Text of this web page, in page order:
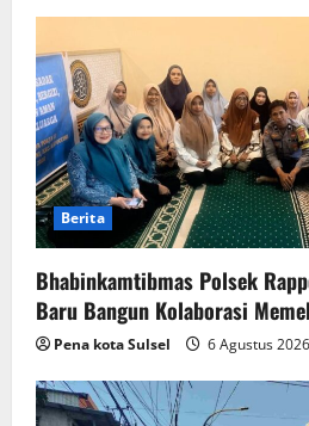
Berita
Bhabinkamtibmas Polsek
Baru Bangun Kolaborasi
Pena kota Sulsel 6 Agustus 2026